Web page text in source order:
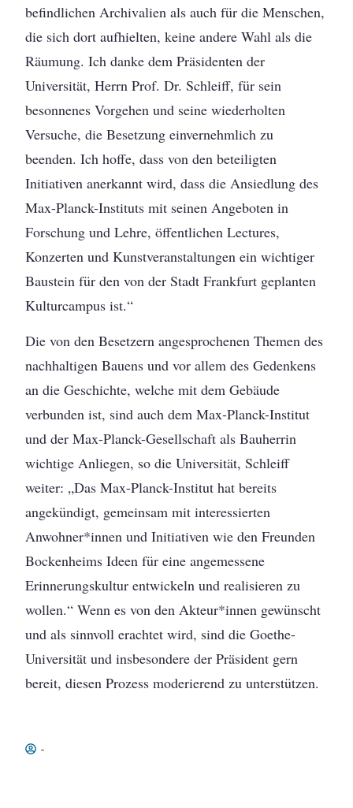
befindlichen Archivalien als auch für die Menschen,
die sich dort aufhielten, keine andere Wahl als die
Räumung. Ich danke dem Präsidenten der
Universität, Herrn Prof. Dr. Schleiff, für sein
besonnenes Vorgehen und seine wiederholten
Versuche, die Besetzung einvernehmlich zu
beenden. Ich hoffe, dass von den beteiligten
Initiativen anerkannt wird, dass die Ansiedlung des
Max-Planck-Instituts mit seinen Angeboten in
Forschung und Lehre, öffentlichen Lectures,
Konzerten und Kunstveranstaltungen ein wichtiger
Baustein für den von der Stadt Frankfurt geplanten
Kulturcampus ist.“
Die von den Besetzern angesprochenen Themen des
nachhaltigen Bauens und vor allem des Gedenkens
an die Geschichte, welche mit dem Gebäude
verbunden ist, sind auch dem Max-Planck-Institut
und der Max-Planck-Gesellschaft als Bauherrin
wichtige Anliegen, so die Universität, Schleiff
weiter: „Das Max-Planck-Institut hat bereits
angekündigt, gemeinsam mit interessierten
Anwohner*innen und Initiativen wie den Freunden
Bockenheims Ideen für eine angemessene
Erinnerungskultur entwickeln und realisieren zu
wollen.“ Wenn es von den Akteur*innen gewünscht
und als sinnvoll erachtet wird, sind die Goethe-
Universität und insbesondere der Präsident gern
bereit, diesen Prozess moderierend zu unterstützen.
-